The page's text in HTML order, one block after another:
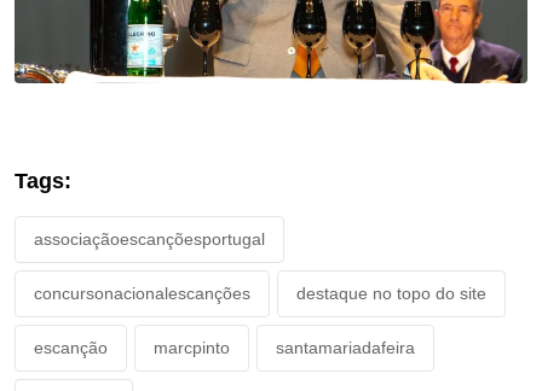
Tags:
associaçãoescançõesportugal
concursonacionalescanções destaque no topo do site
escanção marcpinto santamariadafeira